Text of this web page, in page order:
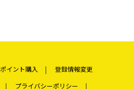
ポイント購入
登録情報変更
プライバシーポリシー